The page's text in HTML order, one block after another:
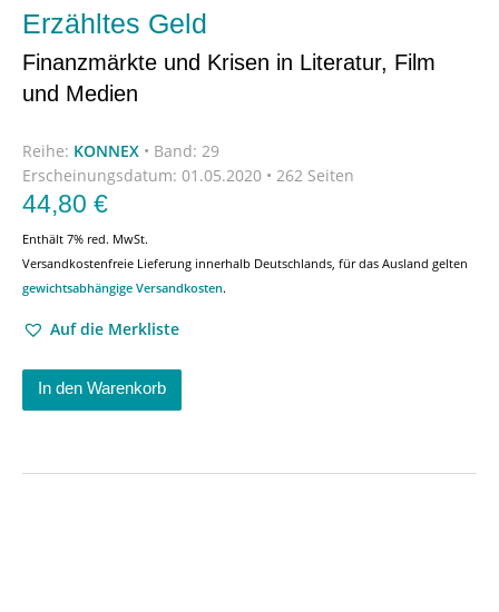
Erzähltes Geld
Finanzmärkte und Krisen in Literatur, Film
und Medien
Reihe: KONNEX • Band: 29
Erscheinungsdatum: 01.05.2020 • 262 Seiten
44,80 €
Enthält 7% red. MwSt.
Versandkostenfreie Lieferung innerhalb Deutschlands, für das Ausland gelten
gewichtsabhängige Versandkosten.
Auf die Merkliste
In den Warenkorb